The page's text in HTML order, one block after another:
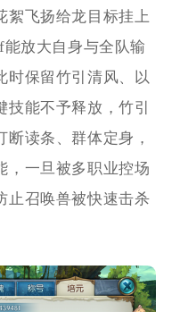
絮飞扬给龙目标挂上
放大自身与全队输
时保留竹引清风、以
能不予释放，竹引
读条、群体定身，
，一旦被多职业控场
止召唤兽被快速击杀